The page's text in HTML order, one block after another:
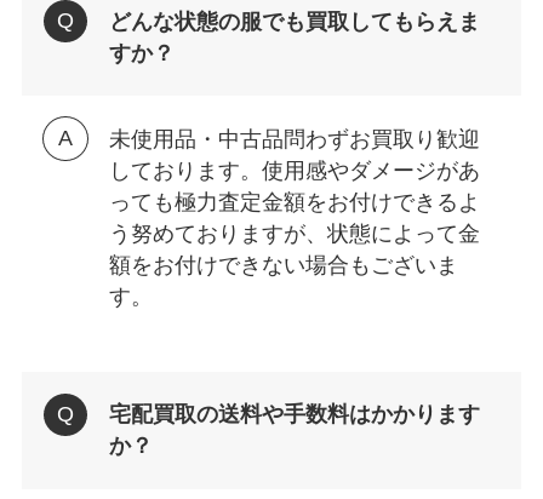
どんな状態の服でも買取してもらえま
すか？
未使用品・中古品問わずお買取り歓迎
しております。使用感やダメージがあ
っても極力査定金額をお付けできるよ
う努めておりますが、状態によって金
額をお付けできない場合もございま
す。
宅配買取の送料や手数料はかかります
か？